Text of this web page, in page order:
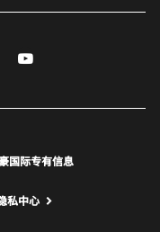
LinkedIn
国际专有信息
私中心